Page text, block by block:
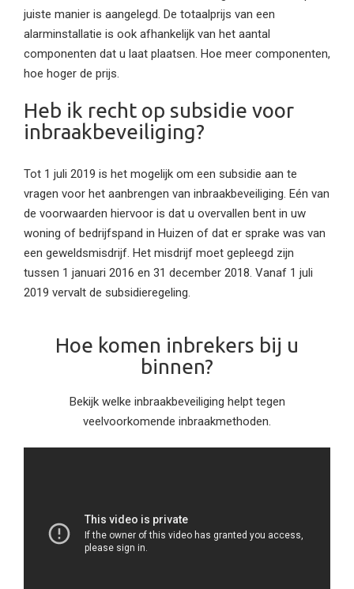
juiste manier is aangelegd. De totaalprijs van een
alarminstallatie is ook afhankelijk van het aantal
componenten dat u laat plaatsen. Hoe meer componenten,
hoe hoger de prijs.
Heb ik recht op subsidie voor
inbraakbeveiliging?
Tot 1 juli 2019 is het mogelijk om een subsidie aan te
vragen voor het aanbrengen van inbraakbeveiliging. Eén van
de voorwaarden hiervoor is dat u overvallen bent in uw
woning of bedrijfspand in Huizen of dat er sprake was van
een geweldsmisdrijf. Het misdrijf moet gepleegd zijn
tussen 1 januari 2016 en 31 december 2018. Vanaf 1 juli
2019 vervalt de subsidieregeling.
Hoe komen inbrekers bij u
binnen?
Bekijk welke inbraakbeveiliging helpt tegen
veelvoorkomende inbraakmethoden.